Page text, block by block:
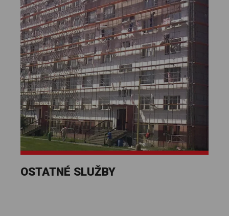
OSTATNÉ SLUŽBY